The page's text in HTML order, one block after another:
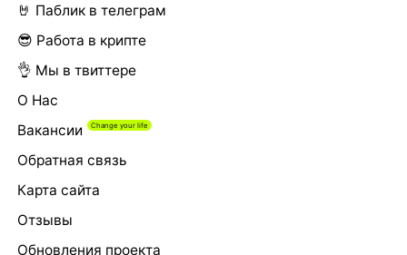
🤘 Паблик в телеграм
😎 Работа в крипте
👌 Мы в твиттере
О Нас
Вакансии
Обратная связь
Карта сайта
Отзывы
Обновления проекта